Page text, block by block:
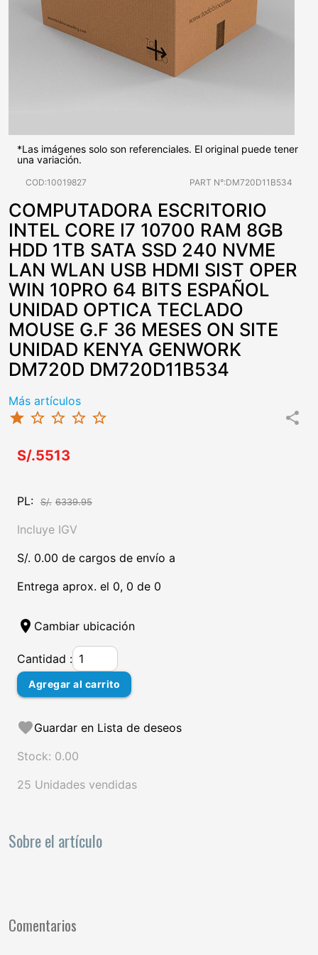
*Las imágenes solo son referenciales. El original puede tener
una variación.
COD:10019827 PART N°:DM720D11B534
COMPUTADORA ESCRITORIO
INTEL CORE I7 10700 RAM 8GB
HDD 1TB SATA SSD 240 NVME
LAN WLAN USB HDMI SIST OPER
WIN 10PRO 64 BITS ESPAÑOL
UNIDAD OPTICA TECLADO
MOUSE G.F 36 MESES ON SITE
UNIDAD KENYA GENWORK
DM720D DM720D11B534
Más artículos
star star_border star_border star_border star_border share
S/.5513
PL: S/. 6339.95
Incluye IGV
S/. 0.00 de cargos de envío a
Entrega aprox. el 0, 0 de 0
location_on Cambiar ubicación
Cantidad :
Agregar al carrito
favoriteGuardar en Lista de deseos
Stock: 0.00
25 Unidades vendidas
Sobre el artículo
Comentarios